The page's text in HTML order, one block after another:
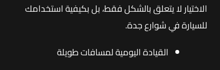
الاختيار لا يتعلق بالشكل فقط، بل بكيفية استخدامك
للسيارة في شوارع جدة.
القيادة اليومية لمسافات طويلة